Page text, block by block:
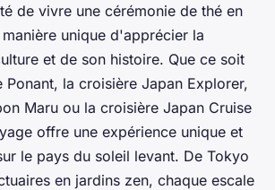
de vivre une cérémonie de thé en
unique d'apprécier la
et de son histoire. Que ce soit
Ponant, la croisière Japan Explorer,
Maru ou la croisière Japan Cruise
offre une expérience unique et
le pays du soleil levant. De Tokyo
en jardins zen, chaque escale